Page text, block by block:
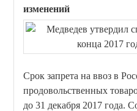
изменений
Срок запрета на ввоз в
продовольственных
до 31 декабря 2017 года.